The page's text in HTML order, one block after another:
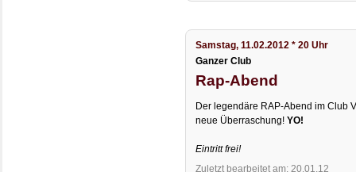
Samstag, 11.02.2012 * 20 Uhr
Ganzer Club
Rap-Abend
Der legendäre RAP-Abend im Club
neue Überraschung!YO!
Eintritt frei!
Zuletzt bearbeitet am: 20.01.12